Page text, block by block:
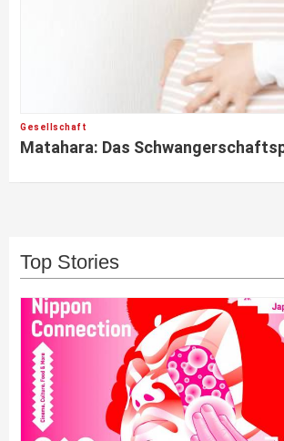
Gesellschaft
Matahara: Das
Top Stories